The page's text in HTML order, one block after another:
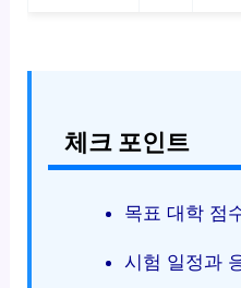
체크 포인트
목표 대학 점
시험 일정과